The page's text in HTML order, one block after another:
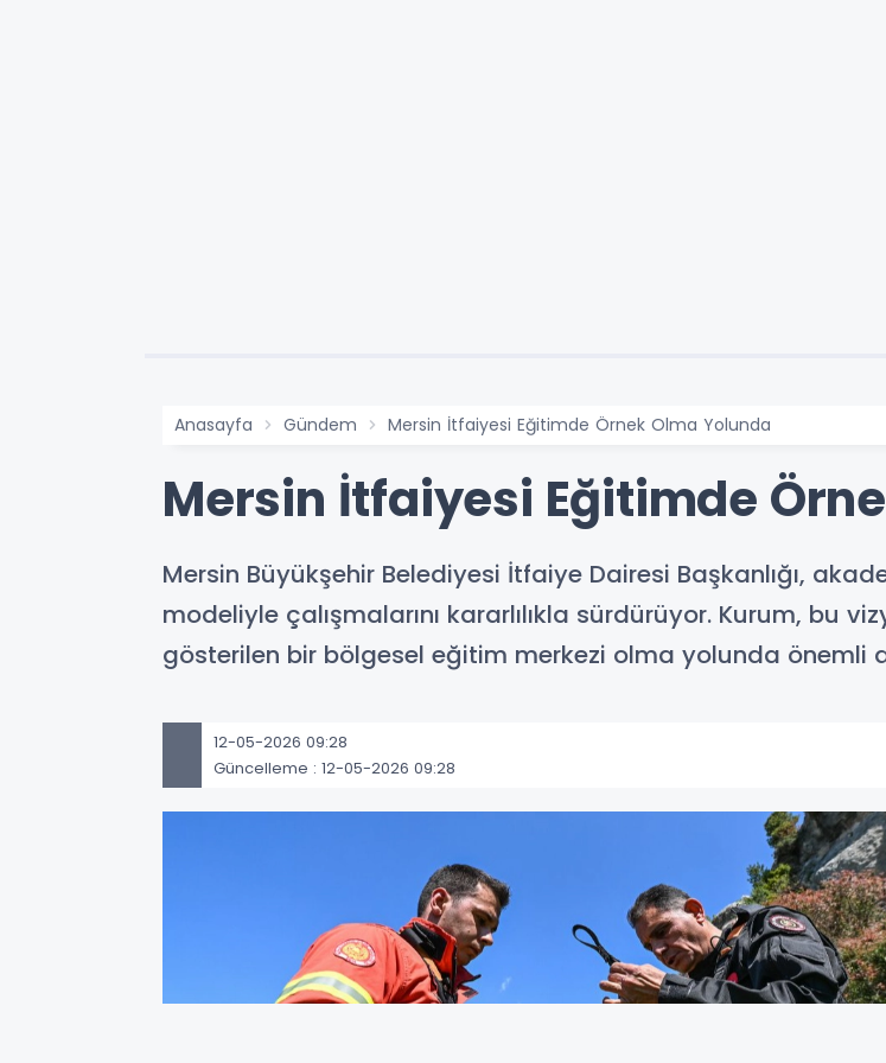
Anasayfa Gündem Mersin İtfaiyesi Eğitimde Örnek Olma Yolunda
Mersin İtfaiyesi Eğitimde
Mersin Büyükşehir Belediyesi İtfaiye Dairesi Başkanlığı,
modeliyle çalışmalarını kararlılıkla sürdürüyor. Kurum, bu
gösterilen bir bölgesel eğitim merkezi olma yolunda önemli
12-05-2026 09:28
Güncelleme : 12-05-2026 09:28